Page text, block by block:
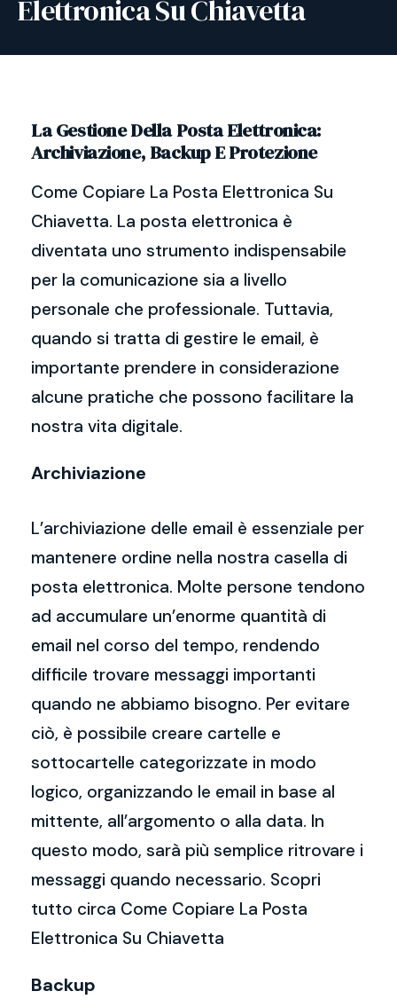
Elettronica Su Chiavetta
La Gestione Della Posta Elettronica:
Archiviazione, Backup E Protezione
Come Copiare La Posta Elettronica Su
Chiavetta. La posta elettronica è
diventata uno strumento indispensabile
per la comunicazione sia a livello
personale che professionale. Tuttavia,
quando si tratta di gestire le email, è
importante prendere in considerazione
alcune pratiche che possono facilitare la
nostra vita digitale.
Archiviazione
L’archiviazione delle email è essenziale per
mantenere ordine nella nostra casella di
posta elettronica. Molte persone tendono
ad accumulare un’enorme quantità di
email nel corso del tempo, rendendo
difficile trovare messaggi importanti
quando ne abbiamo bisogno. Per evitare
ciò, è possibile creare cartelle e
sottocartelle categorizzate in modo
logico, organizzando le email in base al
mittente, all’argomento o alla data. In
questo modo, sarà più semplice ritrovare i
messaggi quando necessario. Scopri
tutto circa Come Copiare La Posta
Elettronica Su Chiavetta
Backup